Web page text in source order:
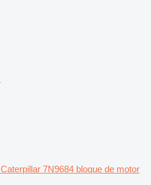
Caterpillar 7N9684 bloque de motor